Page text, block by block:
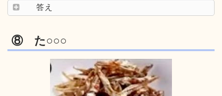
答え
⑧ た○○○